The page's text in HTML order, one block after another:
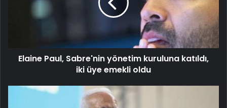
Elaine Paul, Sabre'nin yönetim kuruluna katıldı,
iki üye emekli oldu